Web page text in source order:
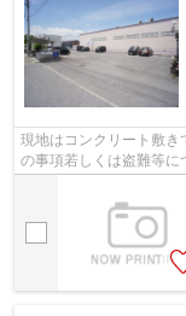
現地はコンクリート敷
の事項若しくは盗難等に
で、予めご了承下さい。